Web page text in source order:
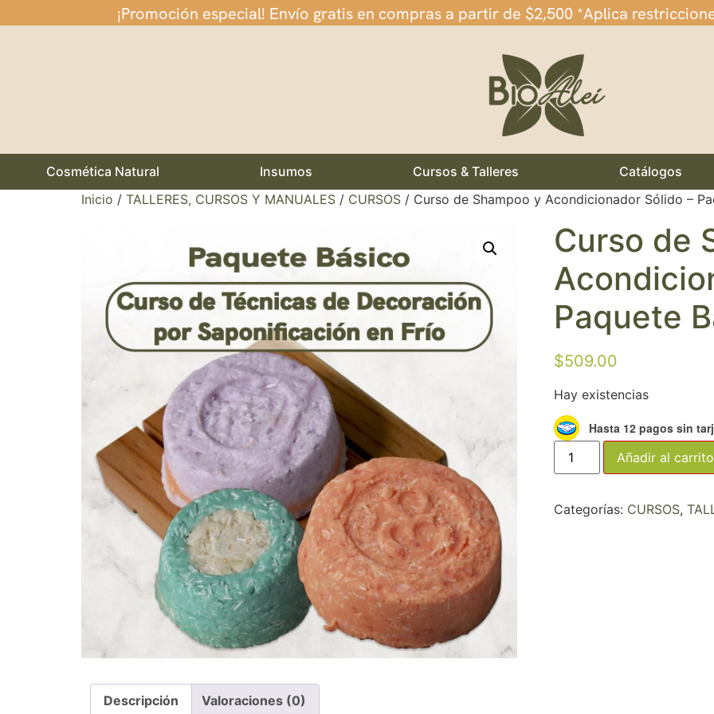
¡Promoción especial! Envío gratis en compras a partir de $2,500 *Aplica
Cosmética Natural Insumos Cursos & Talleres
Catálogos
Inicio / TALLERES, CURSOS Y MANUALES / CURSOS / Curso de Shampoo y Acondicionador Sólido –
Curso de
Paquete
$509.00
Hay existencias
Hasta 12 pagos sin
Añadir al carrito
Categorías: CURSOS,
Descripción Valoraciones (0)